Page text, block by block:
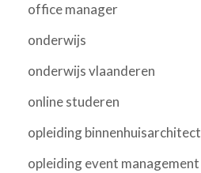
office manager
onderwijs
onderwijs vlaanderen
online studeren
opleiding binnenhuisarchitect
opleiding event management